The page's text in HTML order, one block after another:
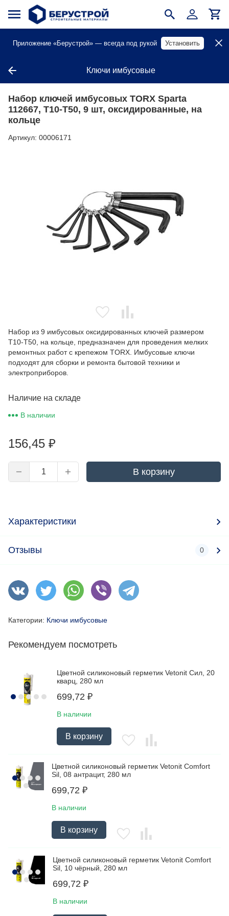
Приложение «Берустрой» — всегда под рукой Установить
Ключи имбусовые
Набор ключей имбусовых TORX Sparta
112667, Т10-Т50, 9 шт, оксидированные, на
кольце
Артикул: 00006171
Набор из 9 имбусовых оксидированных ключей размером
T10-T50, на кольце, предназначен для проведения мелких
ремонтных работ с крепежом TORX. Имбусовые ключи
подходят для сборки и ремонта бытовой техники и
электроприборов.
Наличие на складе
В наличии
156,45 ₽
В корзину
Характеристики
Отзывы 0
Категории: Ключи имбусовые
Рекомендуем посмотреть
Цветной силиконовый герметик Vetonit Сил, 20
кварц, 280 мл
699,72 ₽
В наличии
В корзину
Цветной силиконовый герметик Vetonit Comfort
Sil, 08 антрацит, 280 мл
699,72 ₽
В наличии
В корзину
Цветной силиконовый герметик Vetonit Comfort
Sil, 10 чёрный, 280 мл
699,72 ₽
В наличии